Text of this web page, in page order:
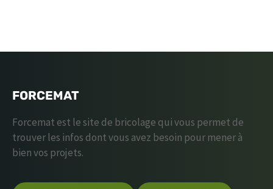
FORCEMAT
Forcemat est le site de bricolage qui vous permet de
trouver les infos dont vous avez besoin pour mener à
bien vos projets.